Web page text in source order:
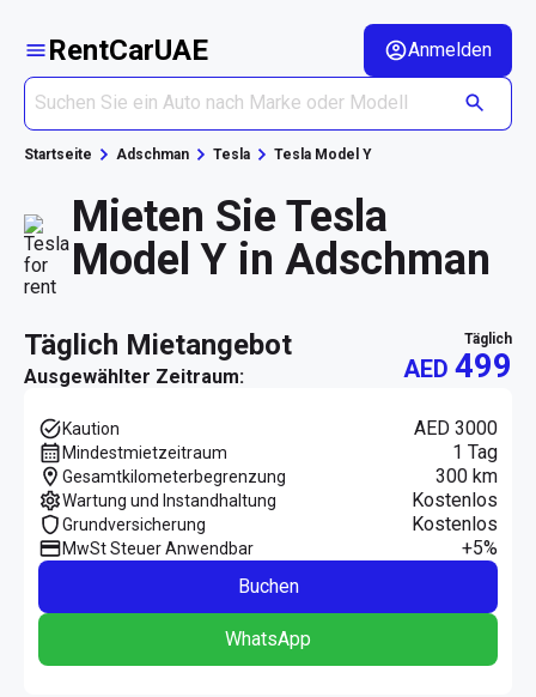
RentCarUAE Anmelden
Startseite Adschman Tesla Tesla Model Y
Mieten Sie Tesla
Model Y in Adschman
täglich Mietangebot
Ausgewählter Zeitraum:
täglich
AED 499
Kaution AED 3000
Mindestmietzeitraum 1 Tag
Gesamtkilometerbegrenzung 300 km
Wartung und Instandhaltung Kostenlos
Grundversicherung Kostenlos
MwSt Steuer Anwendbar
+5%
Buchen
WhatsApp